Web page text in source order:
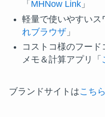
「 MHNow Link」
軽量で使いやすいス
れブラウザ」
コストコ様のフー
メモ＆計算アプリ「
ブランドサイトはこちら